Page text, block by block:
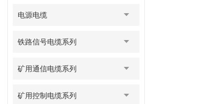
电源电缆
铁路信号电缆系列
矿用通信电缆系列
矿用控制电缆系列